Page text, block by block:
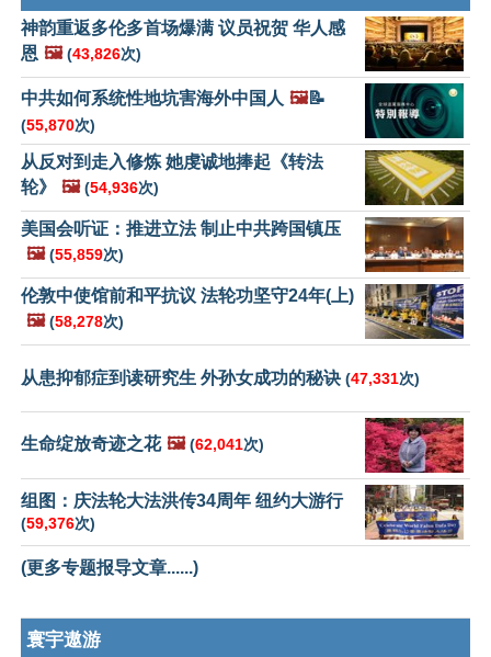
神韵重返多伦多首场爆满 议员祝贺 华人感
恩 🖼️ (43,826次)
中共如何系统性地坑害海外中国人 🖼️📝
(55,870次)
从反对到走入修炼 她虔诚地捧起《转法
轮》
🖼️ (54,936次)
美国会听证：推进立法 制止中共跨国镇压
🖼️ (55,859次)
伦敦中使馆前和平抗议 法轮功坚守24年(上)
🖼️ (58,278次)
从患抑郁症到读研究生 外孙女成功的秘诀 (47,331次)
生命绽放奇迹之花 🖼️ (62,041次)
组图：庆法轮大法洪传34周年 纽约大游行
(59,376次)
(更多专题报导文章......)
寰宇遨游